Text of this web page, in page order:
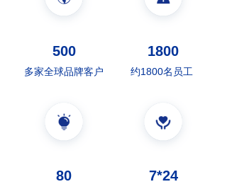
500
多家全球品牌客户
1800
约1800名员工
80 7*24